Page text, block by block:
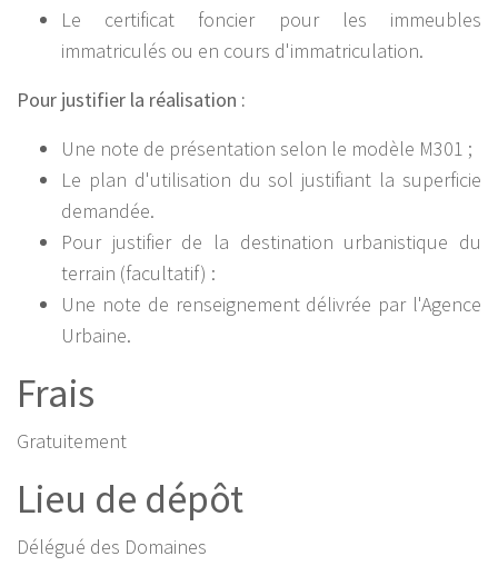
Le certificat foncier pour les immeubles
immatriculés ou en cours d'immatriculation.
Pour justifier la réalisation :
Une note de présentation selon le modèle M301 ;
Le plan d'utilisation du sol justifiant la superficie
demandée.
Pour justifier de la destination urbanistique du
terrain (facultatif) :
Une note de renseignement délivrée par l'Agence
Urbaine.
Frais
Gratuitement
Lieu de dépôt
Délégué des Domaines